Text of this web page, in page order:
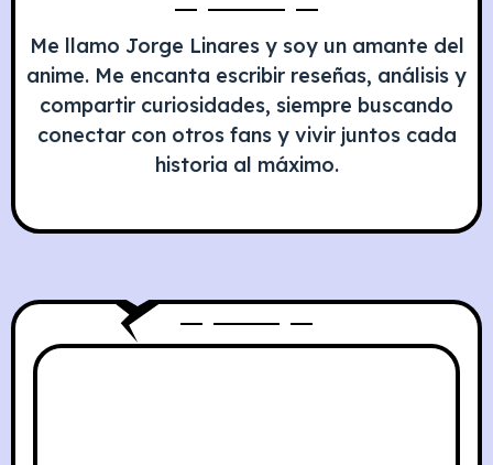
Me llamo Jorge Linares y soy un amante del
anime. Me encanta escribir reseñas, análisis y
compartir curiosidades, siempre buscando
conectar con otros fans y vivir juntos cada
historia al máximo.